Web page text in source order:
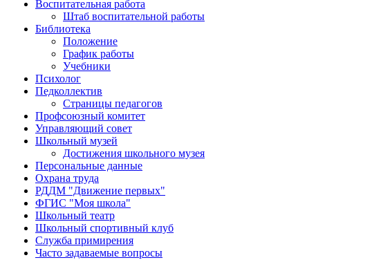
Воспитательная работа
Штаб воспитательной работы
Библиотека
Положение
График работы
Учебники
Психолог
Педколлектив
Страницы педагогов
Профсоюзный комитет
Управляющий совет
Школьный музей
Достижения школьного музея
Персональные данные
Охрана труда
РДДМ "Движение первых"
ФГИС "Моя школа"
Школьный театр
Школьный спортивный клуб
Служба примирения
Часто задаваемые вопросы